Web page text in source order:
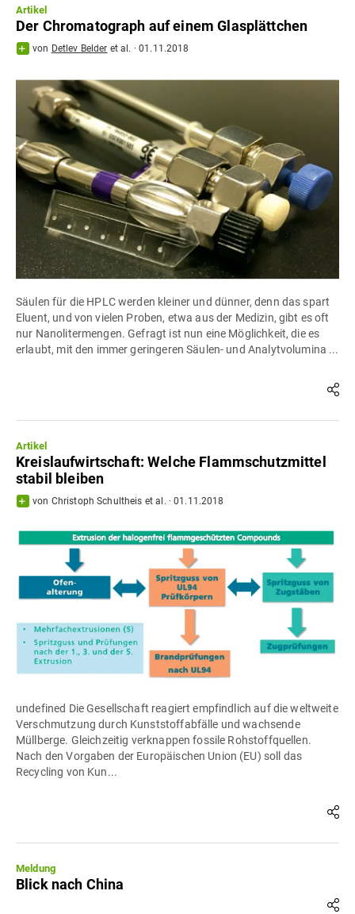
Artikel
Der Chromatograph auf einem Glasplättchen
von Detlev Belder et al. ·01.11.2018
Säulen für die HPLC werden kleiner und dünner, denn das spart
Eluent, und von vielen Proben, etwa aus der Medizin, gibt es oft
nur Nanolitermengen. Gefragt ist nun eine Möglichkeit, die es
erlaubt, mit den immer geringeren Säulen- und Analytvolumina ...
Artikel
Kreislaufwirtschaft: Welche Flammschutzmittel
stabil bleiben
von Christoph Schultheis et al. ·01.11.2018
undefined Die Gesellschaft reagiert empfindlich auf die weltweite
Verschmutzung durch Kunststoffabfälle und wachsende
Müllberge. Gleichzeitig verknappen fossile Rohstoffquellen.
Nach den Vorgaben der Europäischen Union (EU) soll das
Recycling von Kun...
Meldung
Blick nach China